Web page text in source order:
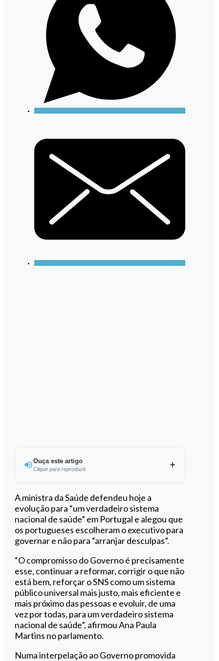
Ouça este artigo
Clique para reproduzir
Ouvir este artigo
A ministra da Saúde defendeu hoje a
evolução para “um verdadeiro sistema
nacional de saúde” em Portugal e alegou que
os portugueses escolheram o executivo para
governar e não para “arranjar desculpas”.
“O compromisso do Governo é precisamente
esse, continuar a reformar, corrigir o que não
está bem, reforçar o SNS como um sistema
público universal mais justo, mais eficiente e
mais próximo das pessoas e evoluir, de uma
vez por todas, para um verdadeiro sistema
nacional de saúde”, afirmou Ana Paula
Martins no parlamento.
Numa interpelação ao Governo promovida